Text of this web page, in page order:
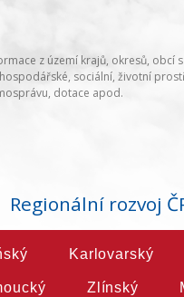
z území krajů, okresů, obcí
sociální, životní
dotace apod.
Regionální rozvoj
Karlovarský
Zlínský